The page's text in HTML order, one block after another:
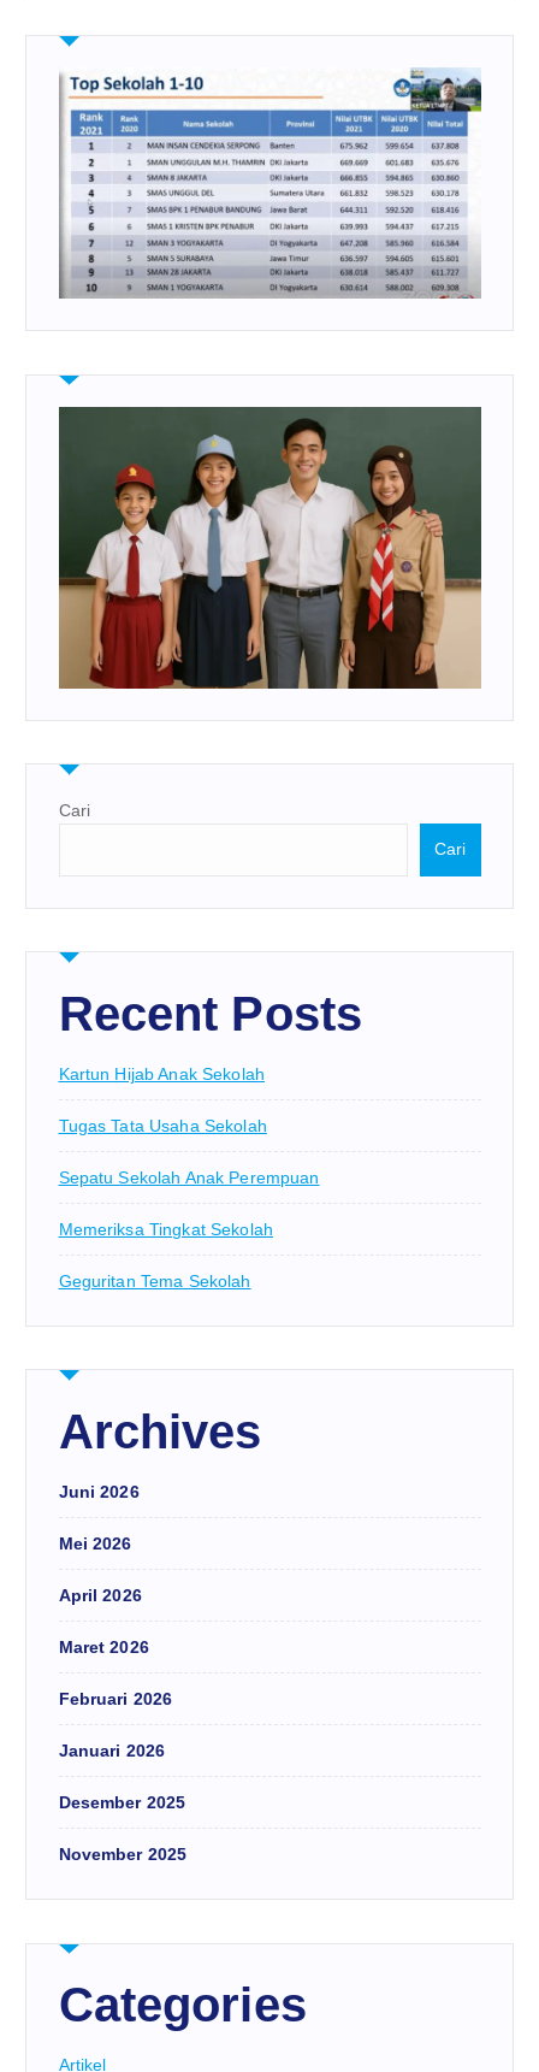
Cari
Cari
Recent Posts
Kartun Hijab Anak Sekolah
Tugas Tata Usaha Sekolah
Sepatu Sekolah Anak Perempuan
Memeriksa Tingkat Sekolah
Geguritan Tema Sekolah
Archives
Juni 2026
Mei 2026
April 2026
Maret 2026
Februari 2026
Januari 2026
Desember 2025
November 2025
Categories
Artikel